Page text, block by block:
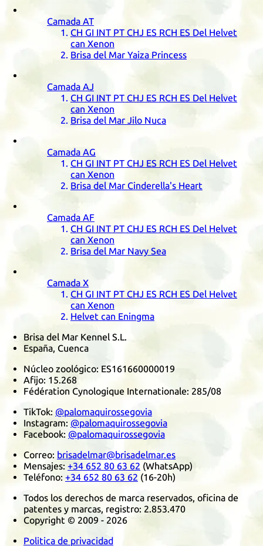
Camada AT
CH GI INT PT CHJ ES RCH ES Del Helvet
can Xenon
Brisa del Mar Yaiza Princess
Camada AJ
CH GI INT PT CHJ ES RCH ES Del Helvet
can Xenon
Brisa del Mar Jilo Nuca
Camada AG
CH GI INT PT CHJ ES RCH ES Del Helvet
can Xenon
Brisa del Mar Cinderella's Heart
Camada AF
CH GI INT PT CHJ ES RCH ES Del Helvet
can Xenon
Brisa del Mar Navy Sea
Camada X
CH GI INT PT CHJ ES RCH ES Del Helvet
can Xenon
Helvet can Eningma
Brisa del Mar Kennel S.L.
España, Cuenca
Núcleo zoológico: ES161660000019
Afijo: 15.268
Fédération Cynologique Internationale: 285/08
TikTok: @palomaquirossegovia
Instagram: @palomaquirossegovia
Facebook: @palomaquirossegovia
Correo: brisadelmar@brisadelmar.es
Mensajes: +34 652 80 63 62 (WhatsApp)
Teléfono: +34 652 80 63 62 (16-20h)
Todos los derechos de marca reservados, oficina de
patentes y marcas, registro: 2.853.470
Copyright © 2009 - 2026
Politica de privacidad